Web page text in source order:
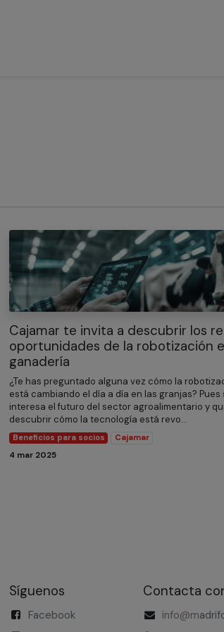
Cajamar te invita a descubrir los
oportunidades de la robotización
ganadería
¿Te has preguntado alguna vez cómo la
está cambiando el día a día en las granjas? Pues
interesa el futuro del sector agroalimentario y
descubrir cómo la tecnología está revo...
Beneficios para socios Cajamar
4 mar 2025
Síguenos
Facebook
Contacta
info@m